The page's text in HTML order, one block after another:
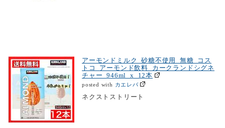
アーモンドミルク 砂糖不使用 無糖 コス
トコ アーモンド飲料 カークランドシグネ
チャー 946ml x 12本
posted with カエレバ
ネクストストリート